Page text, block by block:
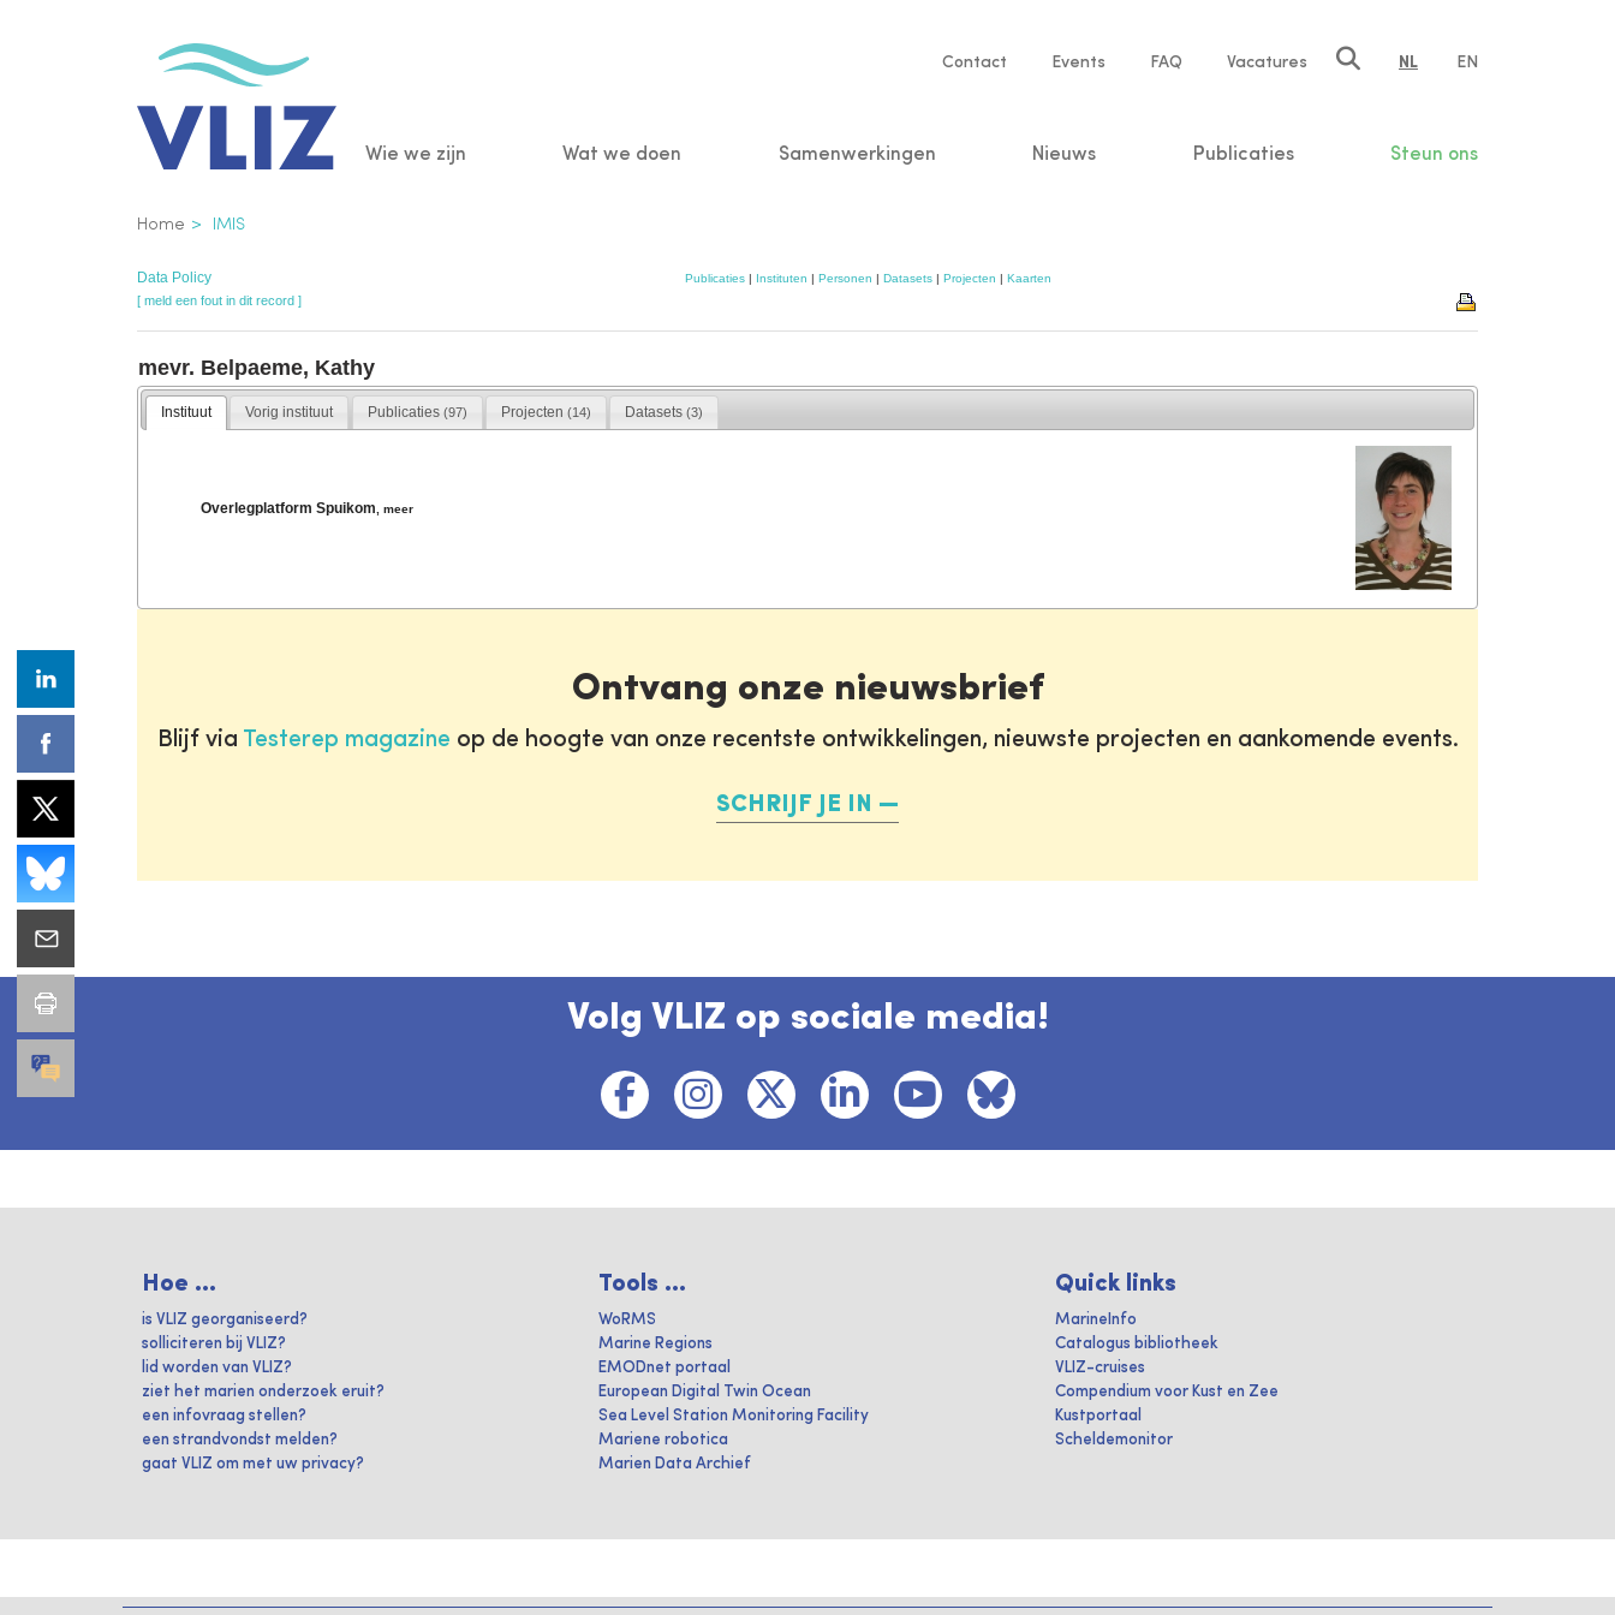
Service
Contact Events FAQ Vacatures NL EN
Main
Wie we zijn Wat we doen Samenwerkingen Nieuws Publicaties Steun ons
Kruimelpad
Home IMIS
Data Policy Publicaties| Instituten | Personen | Datasets| Projecten | Kaarten
[ meld een fout in dit record ]
mevr. Belpaeme, Kathy
Instituut Vorig instituut Publicaties (97) Projecten (14) Datasets(3)
Overlegplatform Spuikom ,meer
Ontvang onze nieuwsbrief
Blijf via Testerep magazine op de hoogte van onze recentste ontwikkelingen, nieuwste projecten en aankomende events.
SCHRIJF JE IN
Volg VLIZ op sociale media!
Hoe ...
is VLIZ georganiseerd?
solliciteren bij VLIZ?
lid worden van VLIZ?
ziet het marien onderzoek eruit?
een infovraag stellen?
een strandvondst melden?
gaat VLIZ om met uw privacy?
Tools ...
WoRMS
Marine Regions
EMODnet portaal
European Digital Twin Ocean
Sea Level Station Monitoring Facility
Mariene robotica
Marien Data Archief
Quick links
MarineInfo
Catalogus bibliotheek
VLIZ-cruises
Compendium voor Kust en Zee
Kustportaal
Scheldemonitor